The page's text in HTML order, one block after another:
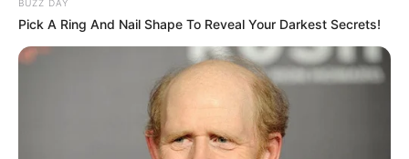
Les regrets ou en cas de non-partant: 13 JUSTIN DES
MARAIS et/ou 11 JIMIR DE GUEZ
Tous les Pronostics Spot du jour!
BUZZ DAY
Pick A Ring And Nail Shape To Reveal Your Darkest Secrets!